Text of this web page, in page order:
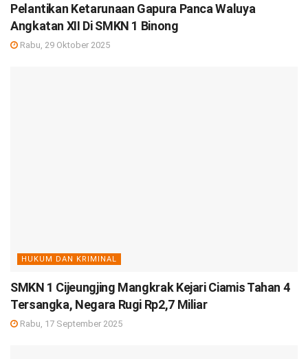
Pelantikan Ketarunaan Gapura Panca Waluya
Angkatan XII Di SMKN 1 Binong
Rabu, 29 Oktober 2025
HUKUM DAN KRIMINAL
SMKN 1 Cijeungjing Mangkrak Kejari Ciamis Tahan 4
Tersangka, Negara Rugi Rp2,7 Miliar
Rabu, 17 September 2025